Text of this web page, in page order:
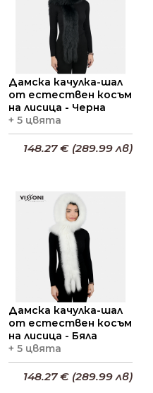
Дамска качулка-шал
от естествен косъм
на лисица - Черна
+ 5 цвята
Добави в кошницата
148.27 € (289.99 лв)
Дамска качулка-шал
от естествен косъм
на лисица - Бяла
+ 5 цвята
148.27 € (289.99 лв)